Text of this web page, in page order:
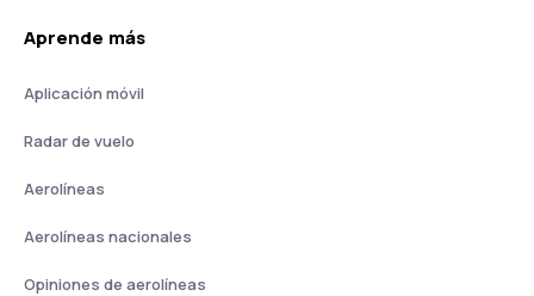
Aprende más
Aplicación móvil
Radar de vuelo
Aerolíneas
Aerolíneas nacionales
Opiniones de aerolíneas